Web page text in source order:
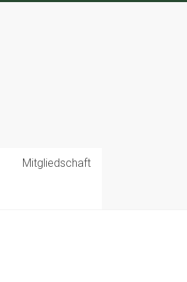
Mitgliedschaft